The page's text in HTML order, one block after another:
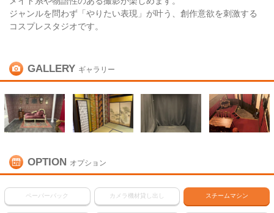
ジャンルを問わず「やりたい表現」が叶う、創作意欲を刺激する
コスプレスタジオです。
GALLERY ギャラリー
OPTION オプション
ペーパーバック カメラ機材貸し出し スチームマシン